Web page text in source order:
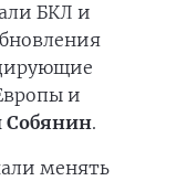
БКЛ и
и
Собянин.
менять